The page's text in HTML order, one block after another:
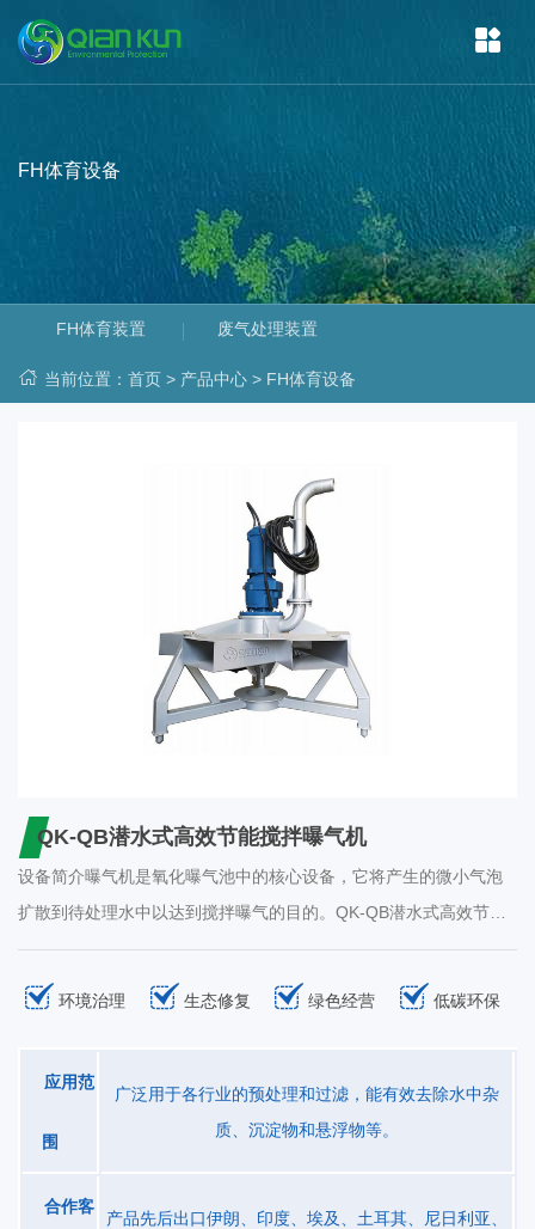
FH体育设备
FH体育装置 废气处理装置
当前位置： 首页 > 产品中心 > FH体育设备
QK-QB潜水式高效节能搅拌曝气机
设备简介曝气机是氧化曝气池中的核心设备，它将产生的微小气泡
扩散到待处理水中以达到搅拌曝气的目的。QK-QB潜水式高效节能
搅拌曝气机是我公司为不断适应工业废水、市政污水处理等需要生
化处理工艺的行业而研发制造的高新技术产品。工作原理鼓风机供
下呈波浪型曲线辐射，定子通道能够保证水气混合液在不同形状结
构设计的曝气池中均匀分布，同时转子产生的强大紊流保证了理想
到满意的去污效果。由于运行时因产生负压引发的自吸作用，设备
环境治理 生态修复 绿色经营 低碳环保
应用范
围
广泛用于各行业的预处理和过滤，能有效去除水中杂
质、沉淀物和悬浮物等。
合作客
产品先后出口伊朗、印度、埃及、土耳其、尼日利亚、